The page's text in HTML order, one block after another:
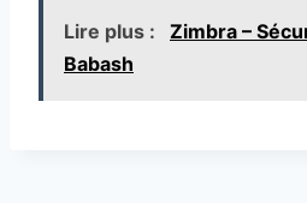
Lire plus :
Zimbra –
Babash